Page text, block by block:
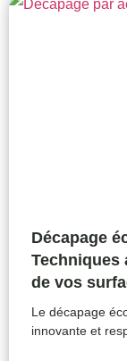
Décapage
Techniques
de vos
Le décapage
innovante et